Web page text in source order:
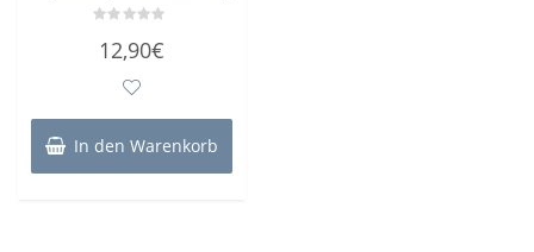
mit
12,90€
In den Warenkorb